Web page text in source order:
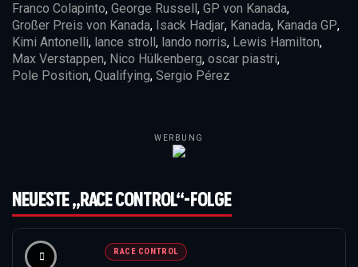
Franco Colapinto, George Russell, GP von Kanada,
Großer Preis von Kanada, Isack Hadjar, Kanada, Kanada GP,
Kimi Antonelli, lance stroll, lando norris, Lewis Hamilton,
Max Verstappen, Nico Hülkenberg, oscar piastri,
Pole Position, Qualifying, Sergio Pérez
WERBUNG
NEUESTE „RACE CONTROL“-FOLGE
RACE CONTROL